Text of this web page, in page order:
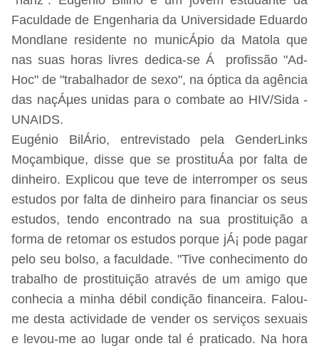
Faculdade de Engenharia da Universidade Eduardo
Mondlane residente no municÁpio da Matola que
nas suas horas livres dedica-se Á profissão "Ad-
Hoc" de "trabalhador de sexo", na óptica da agência
das naçÁµes unidas para o combate ao HIV/Sida -
UNAIDS.
Eugénio BilÁrio, entrevistado pela GenderLinks
Moçambique, disse que se prostituÁa por falta de
dinheiro. Explicou que teve de interromper os seus
estudos por falta de dinheiro para financiar os seus
estudos, tendo encontrado na sua prostituição a
forma de retomar os estudos porque jÁ¡ pode pagar
pelo seu bolso, a faculdade. "Tive conhecimento do
trabalho de prostituição através de um amigo que
conhecia a minha débil condição financeira. Falou-
me desta actividade de vender os serviços sexuais
e levou-me ao lugar onde tal é praticado. Na hora